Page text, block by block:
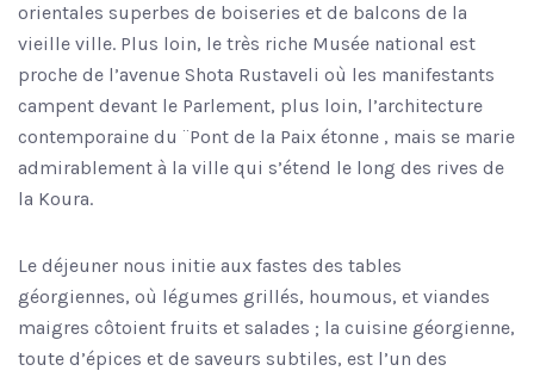
orientales superbes de boiseries et de balcons de la
vieille ville. Plus loin, le très riche Musée national est
proche de l’avenue Shota Rustaveli où les manifestants
campent devant le Parlement, plus loin, l’architecture
contemporaine du ¨Pont de la Paix étonne , mais se marie
admirablement à la ville qui s’étend le long des rives de
la Koura.
Le déjeuner nous initie aux fastes des tables
géorgiennes, où légumes grillés, houmous, et viandes
maigres côtoient fruits et salades ; la cuisine géorgienne,
toute d’épices et de saveurs subtiles, est l’un des